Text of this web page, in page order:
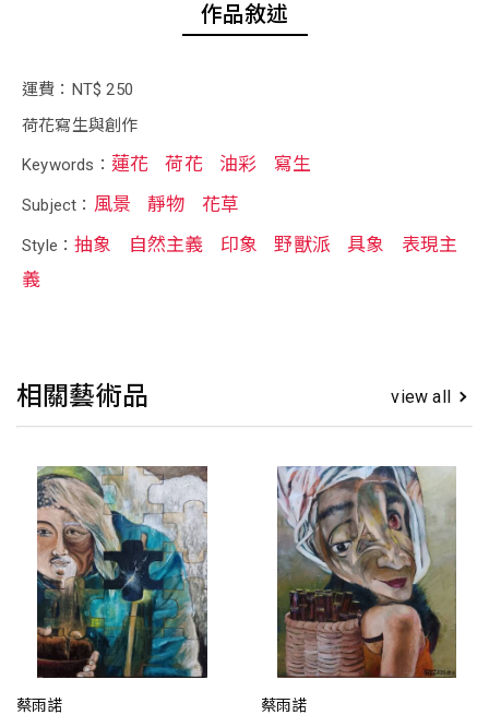
作品敘述
運費：NT$ 250
荷花寫生與創作
Keywords： 蓮花 荷花 油彩 寫生
Subject： 風景 靜物 花草
Style：抽象 自然主義 印象 野獸派 具象
表現主
義
相關藝術品 view all
蔡雨諾 蔡雨諾